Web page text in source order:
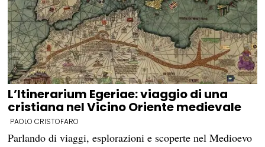
L’Itinerarium Egeriae: viaggio di una
cristiana nel Vicino Oriente medievale
PAOLO CRISTOFARO
Parlando di viaggi, esplorazioni e scoperte nel Medioevo